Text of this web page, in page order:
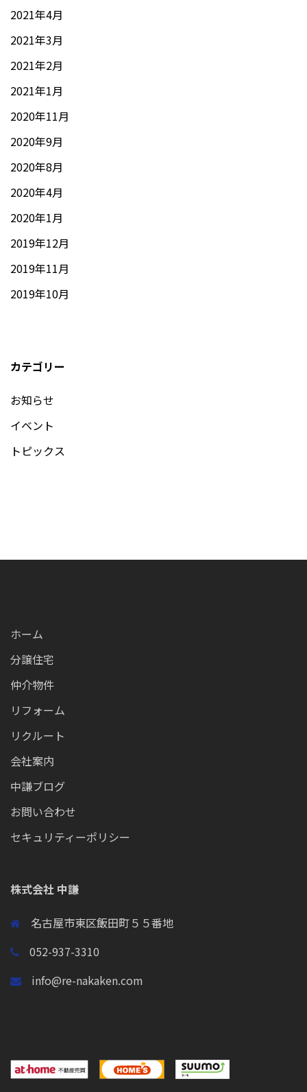
2021年4月
2021年3月
2021年2月
2021年1月
2020年11月
2020年9月
2020年8月
2020年4月
2020年1月
2019年12月
2019年11月
2019年10月
カテゴリー
お知らせ
イベント
トピックス
ホーム
分譲住宅
仲介物件
リフォーム
リクルート
会社案内
中謙ブログ
お問い合わせ
セキュリティーポリシー
株式会社 中謙
名古屋市東区飯田町５５番地
052-937-3310
info@re-nakaken.com